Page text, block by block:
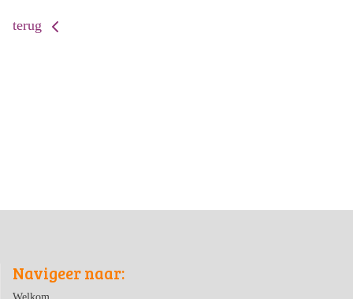
terug
Navigeer naar: